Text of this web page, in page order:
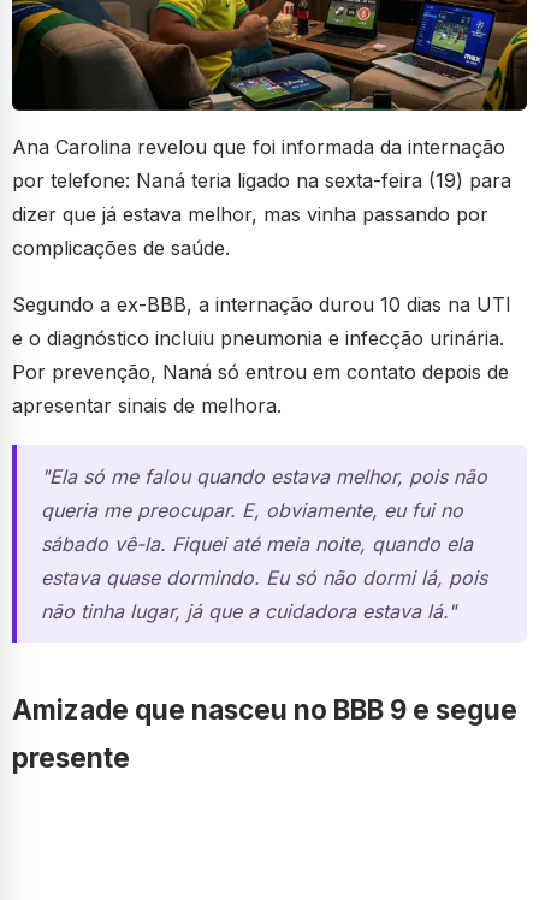
Ana Carolina revelou que foi informada da internação
por telefone: Naná teria ligado na sexta-feira (19) para
dizer que já estava melhor, mas vinha passando por
complicações de saúde.
Segundo a ex-BBB, a internação durou 10 dias na UTI
e o diagnóstico incluiu pneumonia e infecção urinária.
Por prevenção, Naná só entrou em contato depois de
apresentar sinais de melhora.
"Ela só me falou quando estava melhor, pois não
queria me preocupar. E, obviamente, eu fui no
sábado vê-la. Fiquei até meia noite, quando ela
estava quase dormindo. Eu só não dormi lá, pois
não tinha lugar, já que a cuidadora estava lá."
Amizade que nasceu no BBB 9 e segue
presente